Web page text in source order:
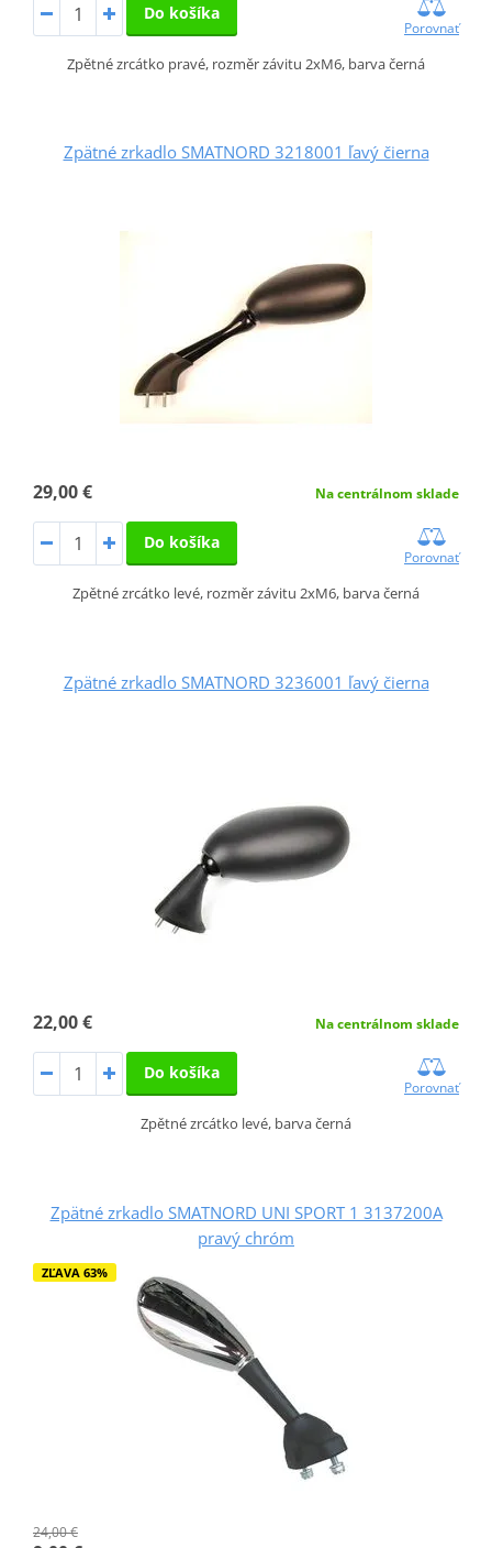
Do košíka
Porovnať
Zpětné zrcátko pravé, rozměr závitu 2xM6, barva černá
Zpätné zrkadlo SMATNORD 3218001 ľavý čierna
29,00 € Na centrálnom sklade
Do košíka
Porovnať
Zpětné zrcátko levé, rozměr závitu 2xM6, barva černá
Zpätné zrkadlo SMATNORD 3236001 ľavý čierna
22,00 € Na centrálnom sklade
Do košíka
Porovnať
Zpětné zrcátko levé, barva černá
Zpätné zrkadlo SMATNORD UNI SPORT 1 3137200A
pravý chróm
ZĽAVA 63%
24,00 €